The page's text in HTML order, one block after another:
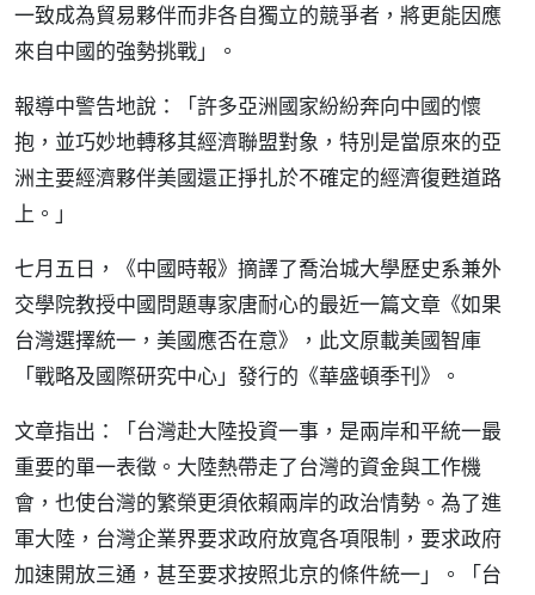
一致成為貿易夥伴而非各自獨立的競爭者，將更能因應
來自中國的強勢挑戰」。
報導中警告地說：「許多亞洲國家紛紛奔向中國的懷
抱，並巧妙地轉移其經濟聯盟對象，特別是當原來的亞
洲主要經濟夥伴美國還正掙扎於不確定的經濟復甦道路
上。」
七月五日，《中國時報》摘譯了喬治城大學歷史系兼外
交學院教授中國問題專家唐耐心的最近一篇文章《如果
台灣選擇統一，美國應否在意》，此文原載美國智庫
「戰略及國際研究中心」發行的《華盛頓季刊》。
文章指出：「台灣赴大陸投資一事，是兩岸和平統一最
重要的單一表徵。大陸熱帶走了台灣的資金與工作機
會，也使台灣的繁榮更須依賴兩岸的政治情勢。為了進
軍大陸，台灣企業界要求政府放寬各項限制，要求政府
加速開放三通，甚至要求按照北京的條件統一」。「台